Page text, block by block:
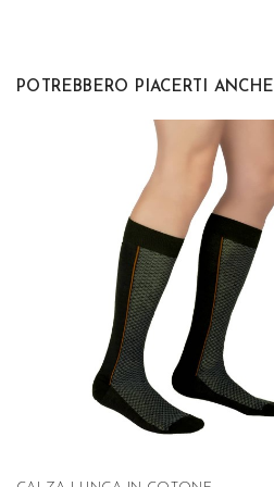
POTREBBERO PIACERTI ANCHE